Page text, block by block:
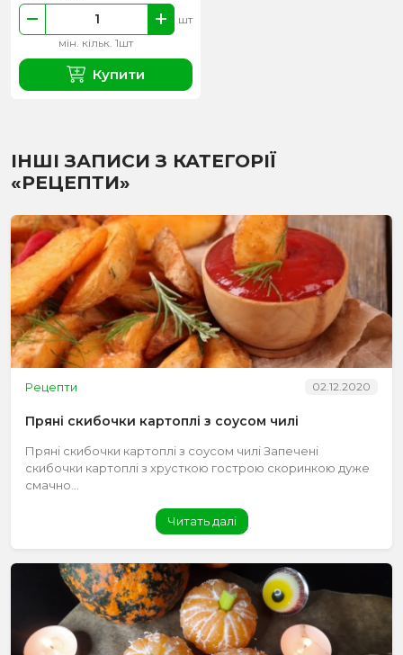
мін. кільк. 1шт
шт
Купити
ІНШІ ЗАПИСИ З КАТЕГОРІЇ
«РЕЦЕПТИ»
Рецепти 02.12.2020
Пряні скибочки картоплі з соусом чилі
Пряні скибочки картоплі з соусом чилі Запечені
скибочки картоплі з хрусткою гострою скоринкою дуже
смачно...
Читать далі